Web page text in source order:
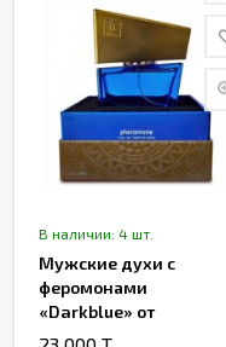
В наличии: 4 шт.
Мужские духи с
феромонами
«Darkblue» от
«Shiatsu» (15 ML)